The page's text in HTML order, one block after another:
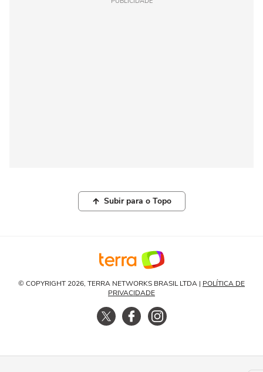
Subir para o Topo
© COPYRIGHT 2026, TERRA NETWORKS BRASIL LTDA | POLÍTICA DE
PRIVACIDADE